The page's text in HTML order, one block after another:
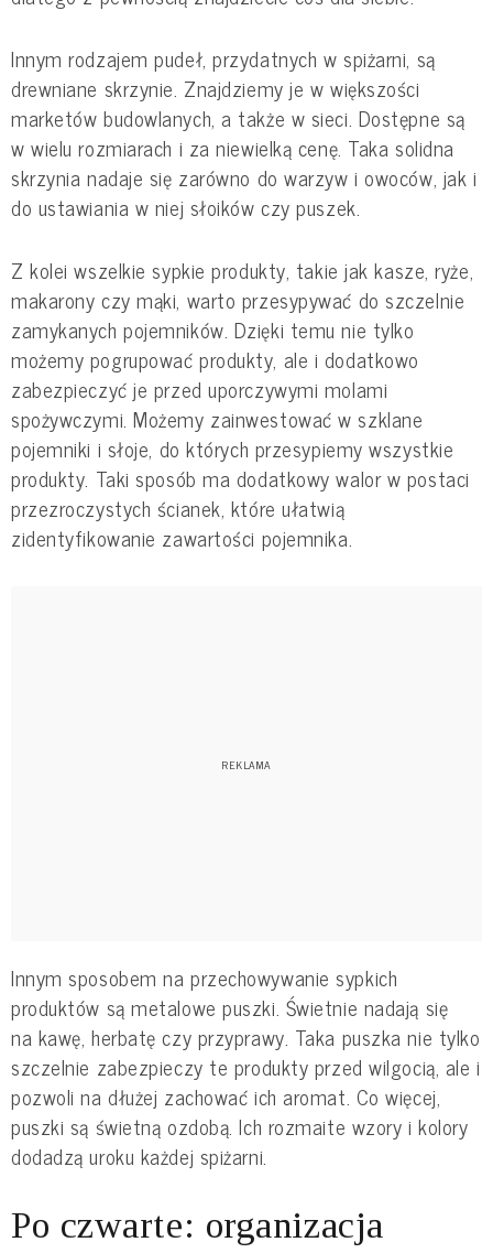
Innym rodzajem pudeł, przydatnych w spiżarni, są
drewniane skrzynie. Znajdziemy je w większości
marketów budowlanych, a także w sieci. Dostępne są
w wielu rozmiarach i za niewielką cenę. Taka solidna
skrzynia nadaje się zarówno do warzyw i owoców, jak i
do ustawiania w niej słoików czy puszek.
Z kolei wszelkie sypkie produkty, takie jak kasze, ryże,
makarony czy mąki, warto przesypywać do szczelnie
zamykanych pojemników. Dzięki temu nie tylko
możemy pogrupować produkty, ale i dodatkowo
zabezpieczyć je przed uporczywymi molami
spożywczymi. Możemy zainwestować w szklane
pojemniki i słoje, do których przesypiemy wszystkie
produkty. Taki sposób ma dodatkowy walor w postaci
przezroczystych ścianek, które ułatwią
zidentyfikowanie zawartości pojemnika.
Innym sposobem na przechowywanie sypkich
produktów są metalowe puszki. Świetnie nadają się
na kawę, herbatę czy przyprawy. Taka puszka nie tylko
szczelnie zabezpieczy te produkty przed wilgocią, ale i
pozwoli na dłużej zachować ich aromat. Co więcej,
puszki są świetną ozdobą. Ich rozmaite wzory i kolory
dodadzą uroku każdej spiżarni.
Po czwarte: organizacja